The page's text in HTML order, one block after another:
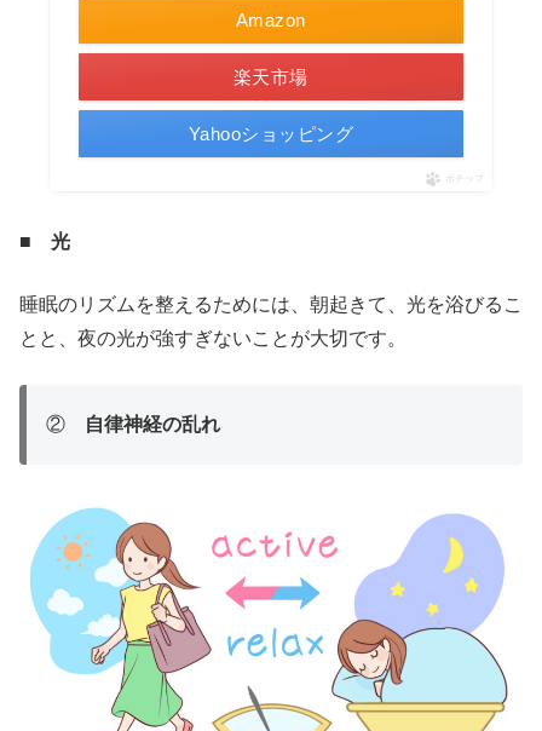
Amazon
楽天市場
Yahooショッピング
ポチップ
■ 光
睡眠のリズムを整えるためには、朝起きて、光を浴びるこ
とと、夜の光が強すぎないことが大切です。
② 自律神経の乱れ